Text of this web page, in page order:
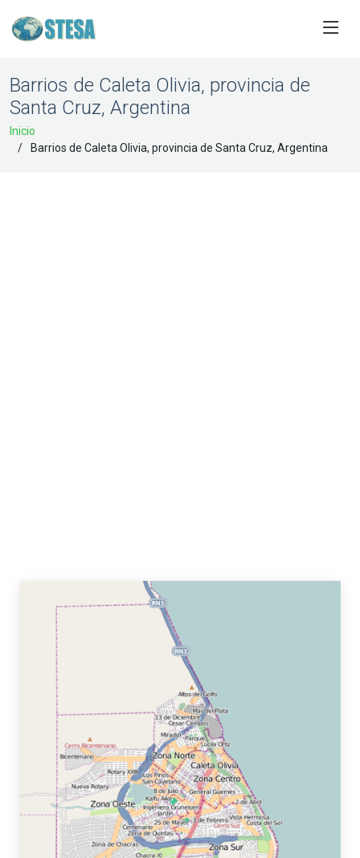
Barrios de Caleta Olivia, provincia de
Santa Cruz, Argentina
Inicio
Barrios de Caleta Olivia, provincia de Santa Cruz, Argentina